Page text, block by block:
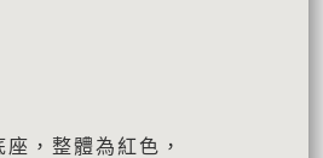
，整體為紅色，